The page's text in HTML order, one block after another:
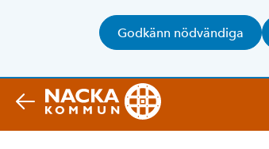
Godkänn nödvändiga